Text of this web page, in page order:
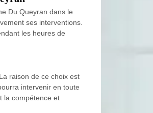
Du Queyran dans le
ses interventions.
les heures de
raison de ce choix est
intervenir en toute
la compétence et